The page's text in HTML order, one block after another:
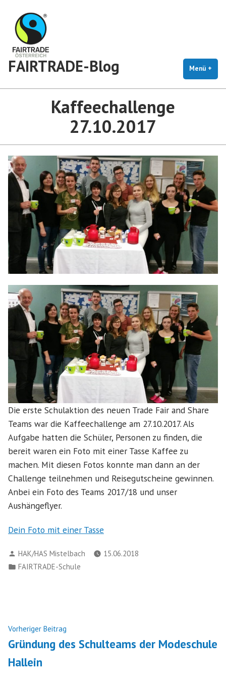
Inhalt
springen
FAIRTRADE-Blog Menü +
Kaffeechallenge
27.10.2017
Die erste Schulaktion des neuen Trade Fair and Share
Teams war die Kaffeechallenge am 27.10.2017. Als
Aufgabe hatten die Schüler, Personen zu finden, die
bereit waren ein Foto mit einer Tasse Kaffee zu
machen. Mit diesen Fotos konnte man dann an der
Challenge teilnehmen und Reisegutscheine gewinnen.
Anbei ein Foto des Teams 2017/18 und unser
Aushängeflyer.
Dein Foto mit einer Tasse
Verfasst
von
HAK/HAS Mistelbach
15.06.2018
Veröffentlicht
FAIRTRADE-Schule
Beitragsnavigation
Vorheriger Beitrag
Beitrag:
Gründung des Schulteams der Modeschule
Hallein